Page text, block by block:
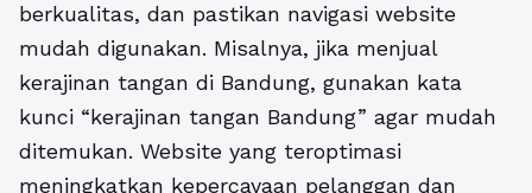
berkualitas, dan pastikan navigasi website
mudah digunakan. Misalnya, jika menjual
kerajinan tangan di Bandung, gunakan kata
kunci “kerajinan tangan Bandung” agar mudah
ditemukan. Website yang teroptimasi
meningkatkan kepercayaan pelanggan dan